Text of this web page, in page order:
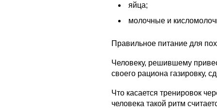
яйца;
молочные и
Правильное питание для
Человеку, решившему
своего рациона газировку,
Что касается тренировок
человека такой ритм